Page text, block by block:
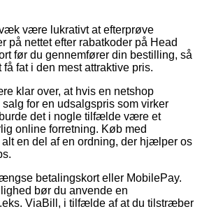
være lukrativt at efterprøve
på nettet efter rabatkoder på Head
før du gennemfører din bestilling, så
fat i den mest attraktive pris.
klar over, at hvis en netshop
for en udsalgspris som virker
det i nogle tilfælde være et
online forretning. Køb med
alt en del af en ordning, der hjælper os
betalingskort eller MobilePay.
bør du anvende en
ViaBill, i tilfælde af at du tilstræber